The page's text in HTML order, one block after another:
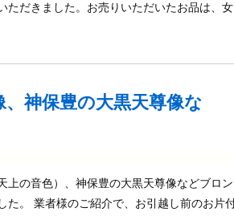
ただきました。お売りいただいたお品は、女
神保豊の大黒天尊像な
上の音色）、神保豊の大黒天尊像などブロン
た。 業者様のご紹介で、お引越し前のお片